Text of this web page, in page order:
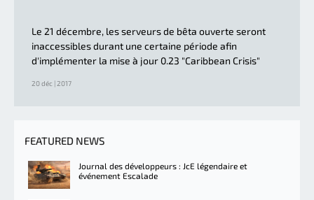
Le 21 décembre, les serveurs de bêta ouverte seront
inaccessibles durant une certaine période afin
d'implémenter la mise à jour 0.23 "Caribbean Crisis"
20 déc | 2017
FEATURED NEWS
Journal des développeurs : JcE légendaire et
événement Escalade